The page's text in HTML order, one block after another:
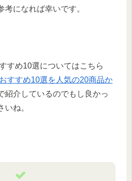
になれば幸いです。
すめ10選についてはこちら
すすめ10選を人気の20商品か
紹介しているのでもし良かっ
いね。